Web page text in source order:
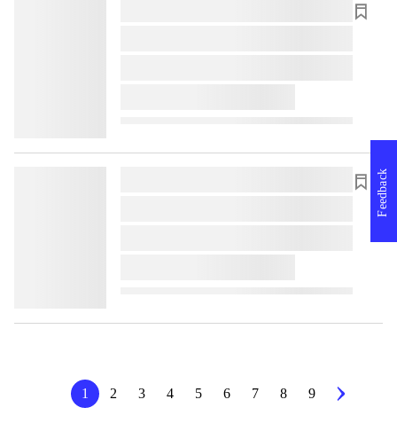
lorem ipsum dolor sit amet ...
lorem ipsum dolor sit amet ...
lorem ipsum dolor sit amet ...
lorem ipsum dolor sit amet ...
1 2 3 4 5 6 7 8 9
Feedback